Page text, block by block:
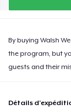
By buying Walsh
the program, but
guests and their
Détails